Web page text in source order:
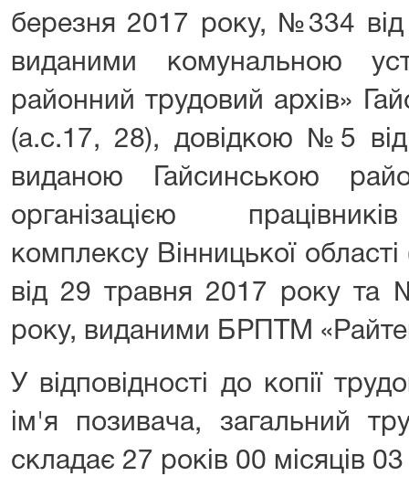
березня 2017 року, №334
виданими комунальною
районний трудовий архів»
(а.с.17, 28), довідкою №5
виданою Гайсинською
організацією
комплексу Вінницької
від 29 травня 2017 року та
року, виданими БРПТМ
У відповідності до копії
ім'я позивача, загальний
складає 27 років 00 місяців